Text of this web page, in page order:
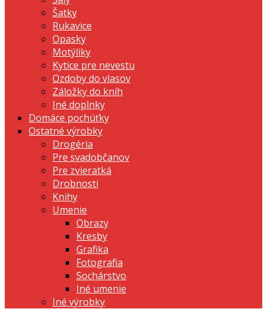
Šatky
Rukavice
Opasky
Motýliky
Kytice pre nevestu
Ozdoby do vlasov
Záložky do kníh
Iné doplnky
Domáce pochúťky
Ostatné výrobky
Drogéria
Pre svadobčanov
Pre zvieratká
Drobnosti
Knihy
Umenie
Obrazy
Kresby
Grafika
Fotografia
Sochárstvo
Iné umenie
Iné výrobky